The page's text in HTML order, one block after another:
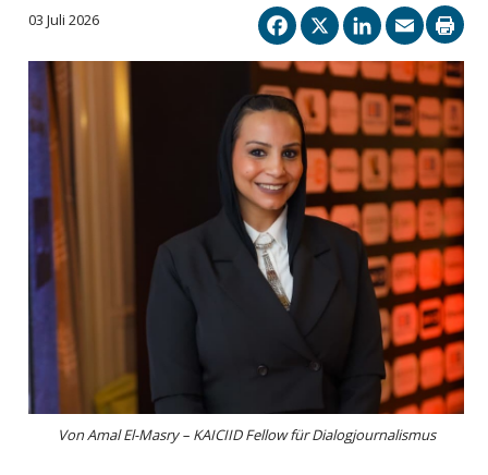
03 Juli 2026 Facebook
X
Von Amal El-Masry – KAICIID Fellow für Dialogjournalismus